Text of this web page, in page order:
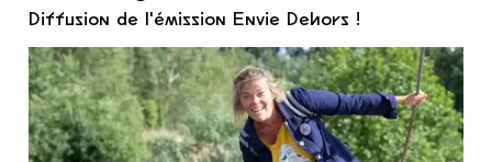
Diffusion de l'émission Envie Dehors !